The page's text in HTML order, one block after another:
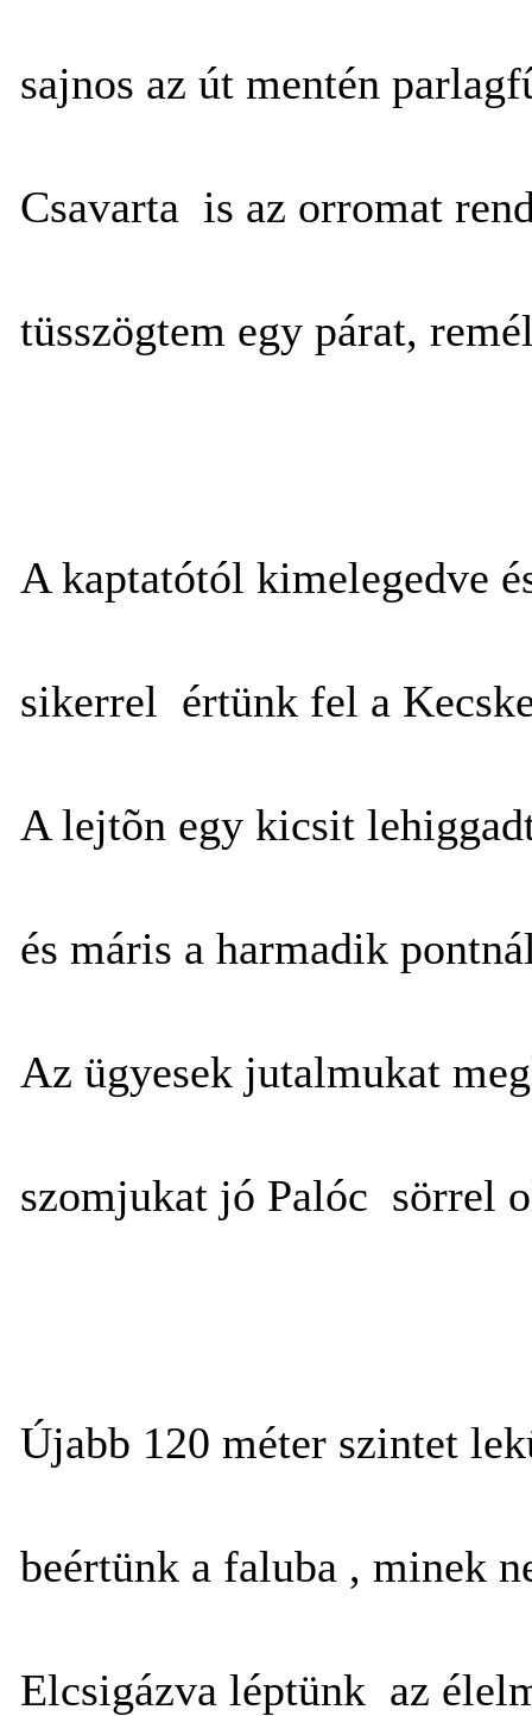
sajnos az út mentén
Csavarta is az orromat
tüsszögtem egy párat,
A kaptatótól kimelegedve
sikerrel értünk fel a
A lejtõn egy kicsit
és máris a harmadik
Az ügyesek jutalmukat
szomjukat jó Palóc sörrel
Újabb 120 méter szintet
beértünk a faluba , minek
Elcsigázva léptünk az